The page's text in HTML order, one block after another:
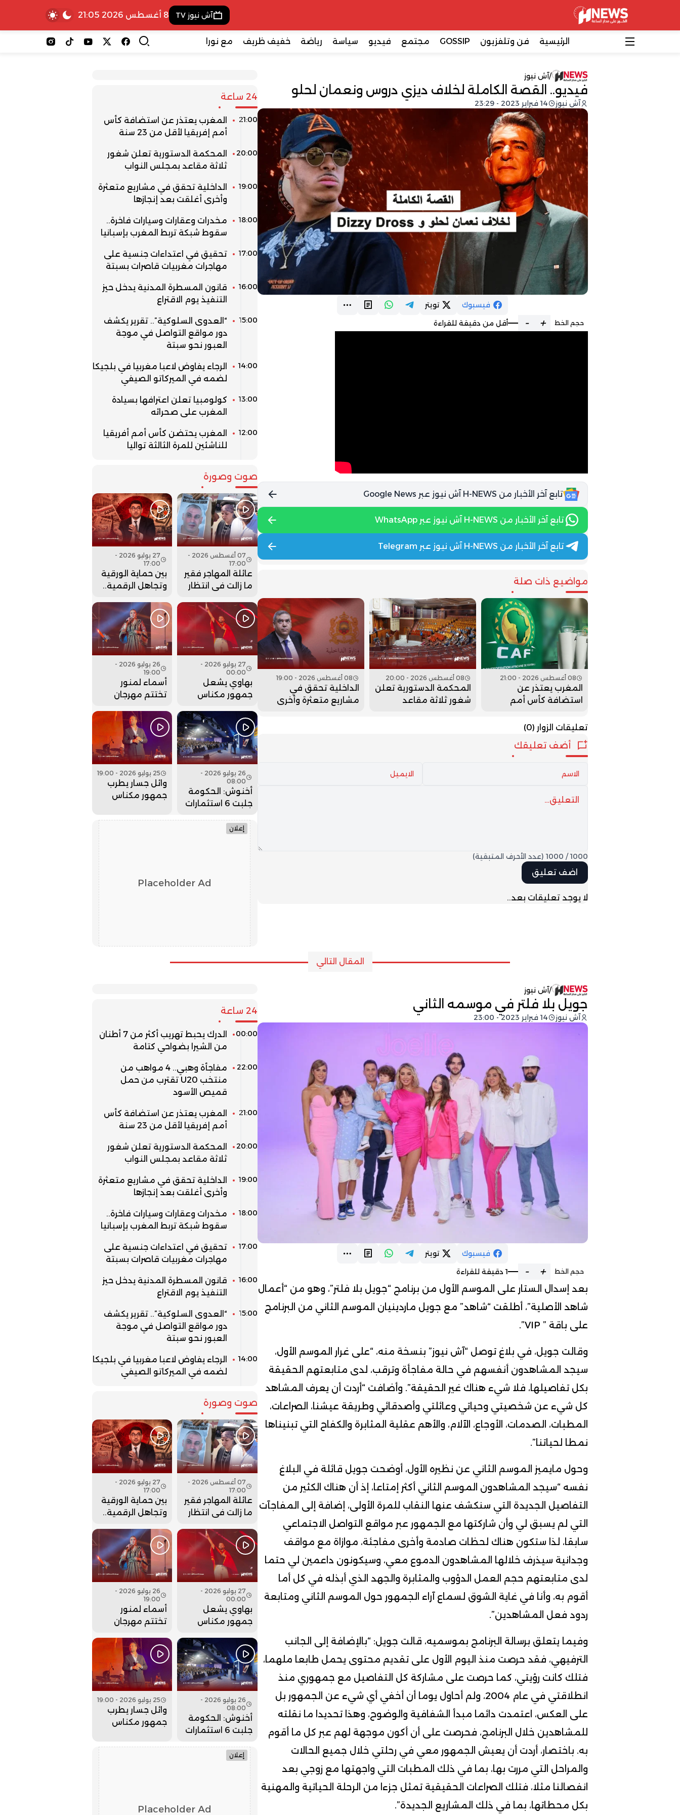
آش نيوز TV 8 أغسطس 2026 21:05
الرئيسية فن وتلفزيون GOSSIP مجتمع فيديو سياسة رياضة خفيف ظريف مع نورا
/آش نيوز
فيديو.. القصة الكاملة لخلاف ديزي دروس ونعمان لحلو
آش نيوز 14 فبراير 2023 - 23:29
فيسبوك تويتر
حجم الخط +
- أقل من دقيقة للقراءة
تابع آخر الأخبار من H-NEWS آش نيوز عبر Google News
تابع آخر الأخبار من H-NEWS آش نيوز عبر WhatsApp
تابع آخر الأخبار من H-NEWS آش نيوز عبر Telegram
مواضيع ذات صلة
08 أغسطس 2026 - 21:00
المغرب يعتذر عن
استضافة كأس أمم
08 أغسطس 2026 - 20:00
المحكمة الدستورية تعلن
شغور ثلاثة مقاعد
08 أغسطس 2026 - 19:00
الداخلية تحقق في
مشاريع متعثرة وأخرى
تعليقات الزوار (0)
أضف تعليقك
1000
/
1000 (عدد الأحرف المتبقية)
لا يوجد تعليقات بعد..
24 ساعة
21:00
المغرب يعتذر عن استضافة كأس
أمم إفريقيا لأقل من 23 سنة
20:00
المحكمة الدستورية تعلن شغور
ثلاثة مقاعد بمجلس النواب
19:00
الداخلية تحقق في مشاريع متعثرة
وأخرى أغلقت بعد إنجازها
18:00
مخدرات وعقارات وسيارات فاخرة..
سقوط شبكة تربط المغرب بإسبانيا
17:00
تحقيق في اعتداءات جنسية على
مهاجرات مغربيات قاصرات بسبتة
16:00
قانون المسطرة المدنية يدخل حيز
التنفيذ يوم الاقتراع
15:00
“العدوى السلوكية”.. تقرير يكشف
دور مواقع التواصل في موجة
العبور نحو سبتة
14:00
الرجاء يفاوض لاعبا مغربيا في بلجيكا
لضمه في الميركاتو الصيفي
13:00
كولومبيا تعلن اعترافها بسيادة
المغرب على صحرائه
12:00
المغرب يحتضن كأس أمم أفريقيا
للناشئين للمرة الثالثة تواليا
صوت وصورة
07 أغسطس 2026 -
17:00
عائلة المهاجر فقير
ما زالت في انتظار
فيديو
27 يوليو 2026 -
17:00
بين حماية الورقية
وتجاهل الرقمية..
بنسعيد عقارب
الساعة إلى الوراء؟
27 يوليو 2026 -
00:00
بهاوي يشعل
جمهور مكناس
عيساوة.. فيديو
26 يوليو 2026 -
19:00
أسماء لمنور
تختتم مهرجان
جماهيري كبير..
فيديو
26 يوليو 2026 -
08:00
أخنوش: الحكومة
جلبت 6 استثمارات
وادي الذهب
25 يوليو 2026 - 19:00
وائل جسار يطرب
جمهور مكناس
فيديو
إعلان
Placeholder Ad
المقال التالي
/آش نيوز
جويل بلا فلتر في موسمه الثاني
آش نيوز 14 فبراير 2023 - 23:00
فيسبوك تويتر
حجم الخط +
- 1 دقيقة للقراءة
بعد إسدال الستار على الموسم الأول من برنامج “جويل بلا فلتر”، وهو من “أعمال
شاهد الأصلية”، أطلقت “شاهد” مع جويل ماردينيان الموسم الثاني من البرنامج
على باقة ” VIP”.
وقالت جويل، في بلاغ توصل “آش نيوز” بنسخة منه، “على غرار الموسم الأول،
سيجد المشاهدون أنفسهم في حالة مفاجأة وترقب، لدى متابعتهم الحقيقة
بكل تفاصيلها، فلا شيء هناك غير الحقيقة”. وأضافت “أردت أن يعرف المشاهد
كل شيء عن شخصيتي وحياتي وعائلتي وأصدقائي وطريقة عيشنا، الصراعات،
المطبات، الصدمات، الأوجاع، الآلام، والأهم عقلية المثابرة والكفاح التي تبنيناها
نمطا لحياتنا”.
وحول مايميز الموسم الثاني عن نظيره الأول، أوضحت جويل قائلة في البلاغ
نفسه “سيجد المشاهدون الموسم الثاني أكثر إمتاعا، إذ أن هناك الكثير من
التفاصيل الجديدة التي سنكشف عنها النقاب للمرة الأولى، إضافة إلى المفاجآت
التي لم يسبق لي وأن شاركتها مع الجمهور عبر مواقع التواصل الاجتماعي
سابقا، لذا ستكون هناك لحظات صادمة وأخرى مفاجئة، موازاة مع مواقف
وجدانية سيذرف خلالها المشاهدون الدموع معي، وسيكونون داعمين لي حتما
لدى متابعتهم حجم العمل الدؤوب والمثابرة والجهد الذي أبذله في كل أما
أقوم به، وأنا في غاية الشوق لسماع آراء الجمهور حول الموسم الثاني ومتابعة
ردود فعل المشاهدين”.
وفيما يتعلق برسالة البرنامج بموسميه، قالت جويل: “بالإضافة إلى الجانب
الترفيهي، فقد حرصت منذ اليوم الأول على تقديم محتوى يحمل طابعا ملهما،
فتلك كانت رؤيتي، كما حرصت على مشاركة كل التفاصيل مع جمهوري منذ
انطلاقتي في عام 2004، ولم أحاول يوما أن أخفي أي شيء عن الجمهور بل
على العكس، اعتمدت دائما مبدأ الشفافية والوضوح، وهذا تحديدا ما نقلته
للمشاهدين خلال البرنامج، فحرصت على أن أكون موجهة لهم عبر كل ما أقوم
به. باختصار، أردت أن يعيش الجمهور معي في رحلتي خلال جميع الحالات
والمراحل التي مررت بها، بما في ذلك المطبات التي واجهتها مع زوجي بعد
انفصالنا مثلا، فتلك الصراعات الحقيقية تمثل جزءا من الرحلة الحياتية والمهنية
بكل محطاتها، بما في ذلك المشاريع الجديدة”.
24 ساعة
00:00
الدرك يحبط تهريب أكثر من 7 أطنان
من الشيرا بضواحي كتامة
22:00
مفاجأة وهبي.. 4 مواهب من
منتخب U20 تقترب من حمل
قميص الأسود
21:00
المغرب يعتذر عن استضافة كأس
أمم إفريقيا لأقل من 23 سنة
20:00
المحكمة الدستورية تعلن شغور
ثلاثة مقاعد بمجلس النواب
19:00
الداخلية تحقق في مشاريع متعثرة
وأخرى أغلقت بعد إنجازها
18:00
مخدرات وعقارات وسيارات فاخرة..
سقوط شبكة تربط المغرب بإسبانيا
17:00
تحقيق في اعتداءات جنسية على
مهاجرات مغربيات قاصرات بسبتة
16:00
قانون المسطرة المدنية يدخل حيز
التنفيذ يوم الاقتراع
15:00
“العدوى السلوكية”.. تقرير يكشف
دور مواقع التواصل في موجة
العبور نحو سبتة
14:00
الرجاء يفاوض لاعبا مغربيا في بلجيكا
لضمه في الميركاتو الصيفي
صوت وصورة
07 أغسطس 2026 -
17:00
عائلة المهاجر فقير
ما زالت في انتظار
فيديو
27 يوليو 2026 -
17:00
بين حماية الورقية
وتجاهل الرقمية..
بنسعيد عقارب
الساعة إلى الوراء؟
27 يوليو 2026 -
00:00
بهاوي يشعل
جمهور مكناس
عيساوة.. فيديو
26 يوليو 2026 -
19:00
أسماء لمنور
تختتم مهرجان
جماهيري كبير..
فيديو
26 يوليو 2026 -
08:00
أخنوش: الحكومة
جلبت 6 استثمارات
وادي الذهب
25 يوليو 2026 - 19:00
وائل جسار يطرب
جمهور مكناس
فيديو
إعلان
Placeholder Ad